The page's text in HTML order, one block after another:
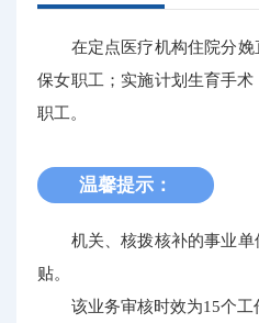
在定点医疗机构住院分
保女职工；实施计划生育手
职工。
温馨提示：
机关、核拨核补的事业
贴。
该业务审核时效为15个工